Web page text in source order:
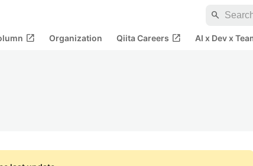
search
open_in_new Organization Qiita Careers open_in_new AI x Dev x